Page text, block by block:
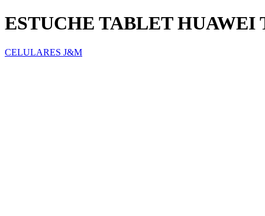
ESTUCHE TABLET HUAWEI
CELULARES J&M